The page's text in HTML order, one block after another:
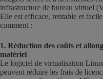
infrastructure de bureau virtuel
Elle est efficace, rentable et
comment :
1. Réduction des coûts et
matériel
Le logiciel de virtualisation
peuvent réduire les frais de